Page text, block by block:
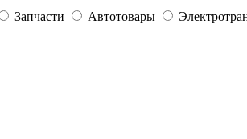
Запчасти Автотовары